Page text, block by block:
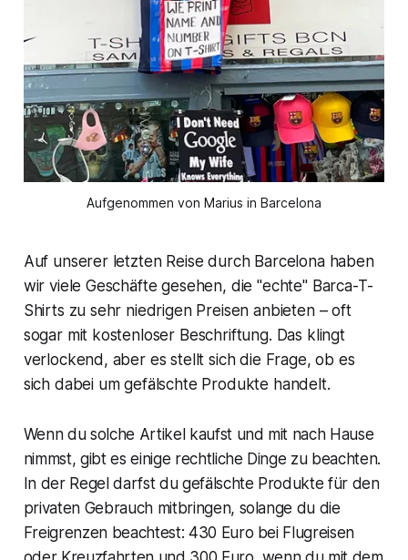
Aufgenommen von Marius in Barcelona
Auf unserer letzten Reise durch Barcelona haben
wir viele Geschäfte gesehen, die "echte" Barca-T-
Shirts zu sehr niedrigen Preisen anbieten – oft
sogar mit kostenloser Beschriftung. Das klingt
verlockend, aber es stellt sich die Frage, ob es
sich dabei um gefälschte Produkte handelt.
Wenn du solche Artikel kaufst und mit nach Hause
nimmst, gibt es einige rechtliche Dinge zu beachten.
In der Regel darfst du gefälschte Produkte für den
privaten Gebrauch mitbringen, solange du die
Freigrenzen beachtest: 430 Euro bei Flugreisen